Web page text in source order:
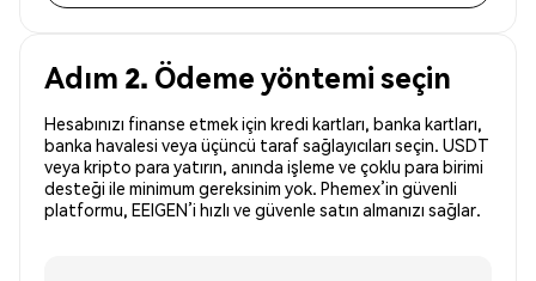
Adım 2. Ödeme yöntemi seçin
Hesabınızı finanse etmek için kredi kartları, banka kartları,
banka havalesi veya üçüncü taraf sağlayıcıları seçin. USDT
veya kripto para yatırın, anında işleme ve çoklu para birimi
desteği ile minimum gereksinim yok. Phemex’in güvenli
platformu, EEIGEN’i hızlı ve güvenle satın almanızı sağlar.